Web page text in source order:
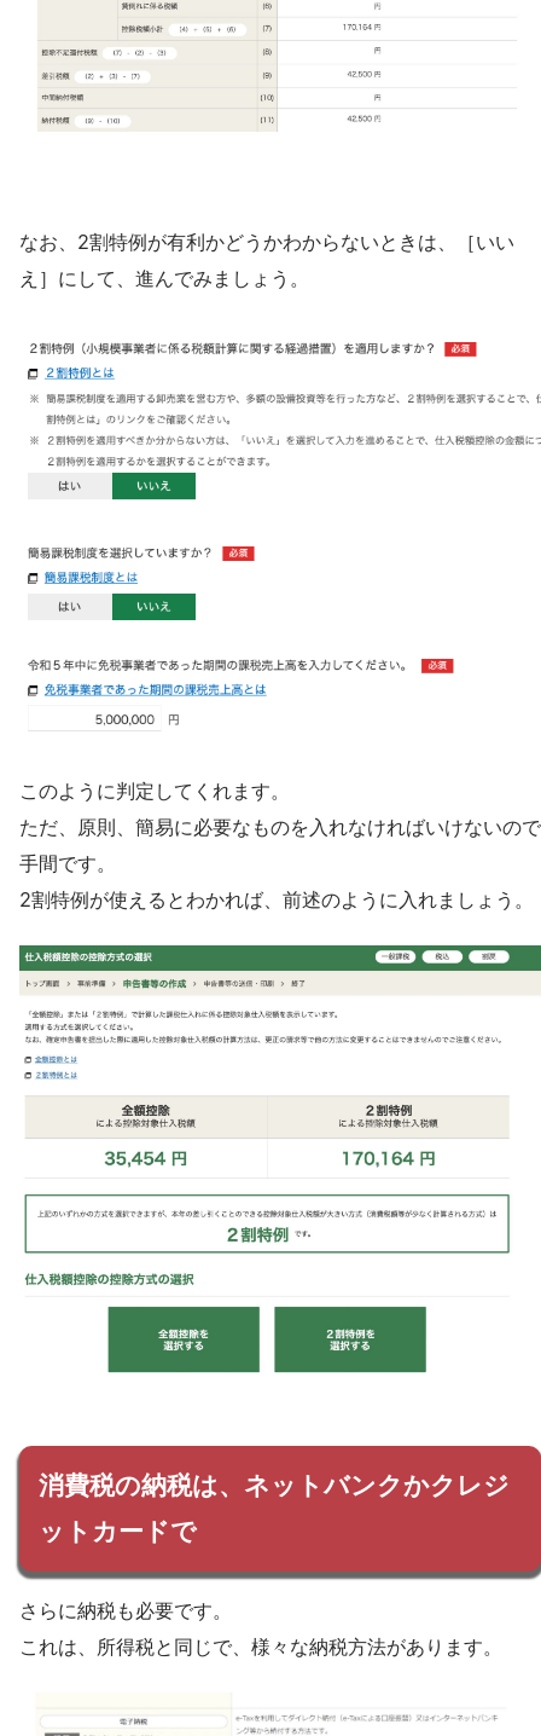
なお、2割特例が有利かどうかわからないときは、［いい
え］にして、進んでみましょう。
このように判定してくれます。
ただ、原則、簡易に必要なものを入れなければいけないので
手間です。
2割特例が使えるとわかれば、前述のように入れましょう。
消費税の納税は、ネットバンクかクレジ
ットカードで
さらに納税も必要です。
これは、所得税と同じで、様々な納税方法があります。